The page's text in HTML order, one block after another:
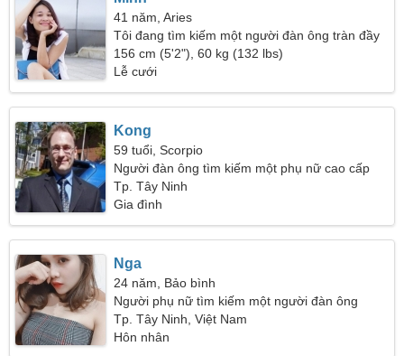
41 năm, Aries
Tôi đang tìm kiếm một người đàn ông tràn đầy
năng lượng cho những chuyến du lịch
156 cm (5'2"), 60 kg (132 lbs)
Lễ cưới
Kong
59 tuổi, Scorpio
Người đàn ông tìm kiếm một phụ nữ cao cấp
Tp. Tây Ninh
Gia đình
Nga
24 năm, Bảo bình
Người phụ nữ tìm kiếm một người đàn ông
Tp. Tây Ninh, Việt Nam
Hôn nhân